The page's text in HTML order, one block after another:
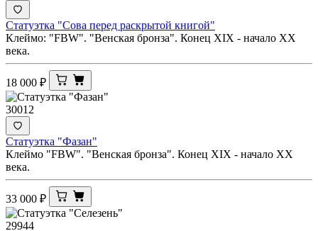
Статуэтка "Сова перед раскрытой книгой"
Клеймо: "FBW". "Венская бронза". Конец XIX - начало XX
века.
18 000 ₽
30012
Статуэтка "Фазан"
Клеймо "FBW". "Венская бронза". Конец XIX - начало ХХ
века.
33 000 ₽
29944